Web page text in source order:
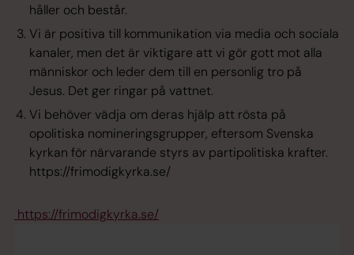
håller och består.
Vi är positiva till kommunikation via media och sociala
kanaler, men det är viktigare att vi gör gott mot alla
människor och leder dem till en personlig tro på
Jesus. Det ger ringar på vattnet.
Vi behöver vädja om deras hjälp att rösta på
opolitiska nomineringsgrupper, eftersom Svenska
kyrkan för närvarande styrs av partipolitiska krafter.
https://frimodigkyrka.se/
https://frimodigkyrka.se/